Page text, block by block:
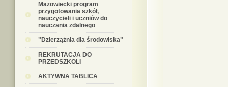
Mazowiecki program
przygotowania szkół,
nauczycieli i uczniów do
nauczania zdalnego
"Dzierzążnia dla środowiska"
REKRUTACJA DO
PRZEDSZKOLI
AKTYWNA TABLICA